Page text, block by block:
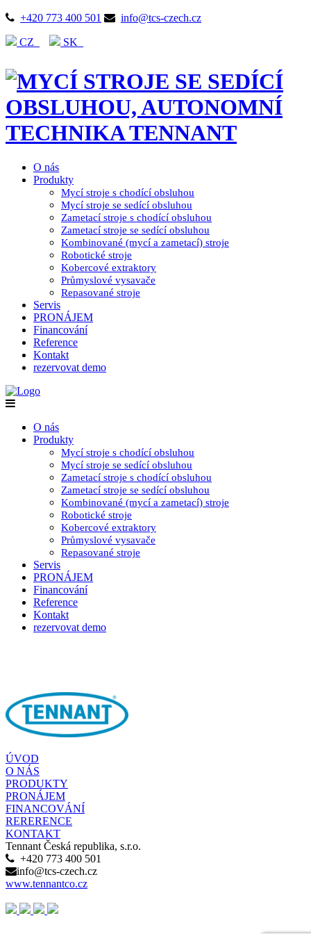
+420 773 400 501 info@tcs-czech.cz
CZ SK
O nás
Produkty
Mycí stroje s chodící obsluhou
Mycí stroje se sedící obsluhou
Zametací stroje s chodící obsluhou
Zametací stroje se sedící obsluhou
Kombinované (mycí a zametací) stroje
Robotické stroje
Kobercové extraktory
Průmyslové vysavače
Repasované stroje
Servis
PRONÁJEM
Financování
Reference
Kontakt
rezervovat demo
O nás
Produkty
Mycí stroje s chodící obsluhou
Mycí stroje se sedící obsluhou
Zametací stroje s chodící obsluhou
Zametací stroje se sedící obsluhou
Kombinované (mycí a zametací) stroje
Robotické stroje
Kobercové extraktory
Průmyslové vysavače
Repasované stroje
Servis
PRONÁJEM
Financování
Reference
Kontakt
rezervovat demo
ÚVOD
O NÁS
PRODUKTY
PRONÁJEM
FINANCOVÁNÍ
RERERENCE
KONTAKT
Tennant Česká republika, s.r.o.
+420 773 400 501
info@tcs-czech.cz
www.tennantco.cz